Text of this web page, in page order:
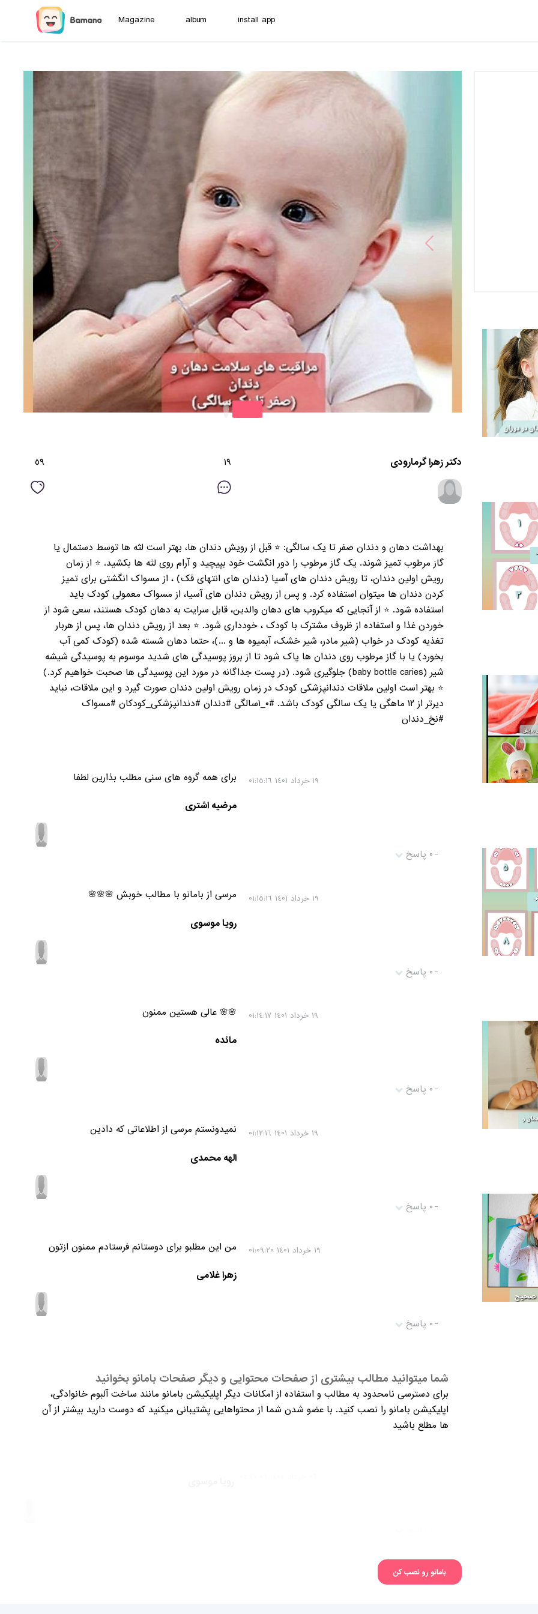
Magazine album install app
Next
دکتر زهرا گرمارودی ١٩ ٥٩
بهداشت دهان و دندان صفر تا یک سالگی: ⭐ قبل از رویش دندان ها، بهتر است لثه ها توسط دستمال یا
گاز مرطوب تمیز شوند. یک گاز مرطوب را دور انگشت خود بپیچید و آرام روی لثه ها بکشید. ⭐ از زمان
رویش اولین دندان، تا رویش دندان های آسیا (دندان های انتهای فک) ، از مسواک انگشتی برای تمیز
کردن دندان ها میتوان استفاده کرد. و پس از رویش دندان های آسیا، از مسواک معمولی کودک باید
استفاده شود. ⭐ از آنجایی که میکروب های دهان والدین، قابل سرایت به دهان کودک هستند، سعی شود از
خوردن غذا و استفاده از ظروف مشترک با کودک ، خودداری شود. ⭐ بعد از رویش دندان ها، پس از هربار
تغذیه کودک در خواب (شیر مادر، شیر خشک، آبمیوه ها و ...)، حتما دهان شسته شده (کودک کمی آب
بخورد) یا با گاز مرطوب روی دندان ها پاک شود تا از بروز پوسیدگی های شدید موسوم به پوسیدگی شیشه
شیر (baby bottle caries) جلوگیری شود. (در پست جداگانه در مورد این پوسیدگی ها صحبت خواهیم کرد.)
⭐ بهتر است اولین ملاقات دندانپزشکی کودک در زمان رویش اولین دندان صورت گیرد و این ملاقات، نباید
دیرتر از ۱۲ ماهگی یا یک سالگی کودک باشد. #۰_۱سالگی #دندان #دندانپزشکی_کودکان #مسواک
#نخ_دندان
١٩ خرداد ١٤۰١ ۰١:١٥:١٦
برای همه گروه های سنی مطلب بذارین لطفا
مرضیه اشتری
-۰ پاسخ
١٩ خرداد ١٤۰١ ۰١:١٥:١٦
مرسی از بامانو با مطالب خوبش 🌸🌸🌸
رویا موسوی
-۰ پاسخ
١٩ خرداد ١٤۰١ ۰١:١٤:١٧
🌸🌸 عالی هستین ممنون
مائده
-۰ پاسخ
١٩ خرداد ١٤۰١ ۰١:١٢:١٦
نمیدونستم مرسی از اطلاعاتی که دادین
الهه محمدی
-۰ پاسخ
١٩ خرداد ١٤۰١ ۰١:۰٩:٢۰
من این مطلبو برای دوستانم فرستادم ممنون ازتون
زهرا غلامی
-۰ پاسخ
شما میتوانید مطالب بیشتری از صفحات محتوایی و دیگر صفحات بامانو بخوانید
برای دسترسی نامحدود به مطالب و استفاده از امکانات دیگر اپلیکیشن بامانو مانند ساخت آلبوم خانوادگی،
اپلیکیشن بامانو را نصب کنید. با عضو شدن شما از محتواهایی پشتیبانی میکنید که دوست دارید بیشتر از آن
ها مطلع باشید
بامانو رو نصب کن